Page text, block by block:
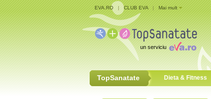
EVA.RO | CLUB EVA | Mai mult
un serviciu
TopSanatate Dieta & Fitness